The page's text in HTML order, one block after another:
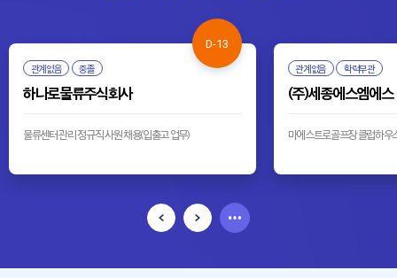
관계없음 중졸
하나로물류주식회사
물류센터 관리 정규직 사원 채용(입출고 업무)
D-13
관계없음 학력무관
(주)세종에스엠에스
마에스트로골프장 클럽하우